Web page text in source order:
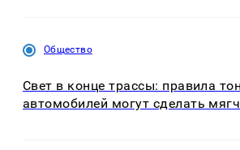
Общество
Свет в конце трассы: правила
автомобилей могут сделать